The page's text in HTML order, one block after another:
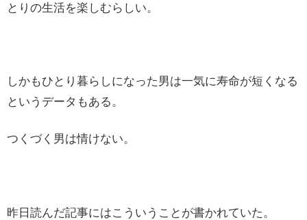
とりの生活を楽しむらしい。
しかもひとり暮らしになった男は一気に寿命が短くなる
というデータもある。
つくづく男は情けない。
昨日読んだ記事にはこういうことが書かれていた。